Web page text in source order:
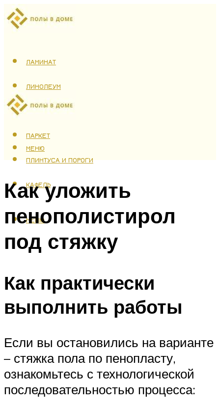
ЛАМИНАТ
ЛИНОЛЕУМ
ТЕПЛЫЙ ПОЛ
ПАРКЕТ
ПЛИНТУСА И ПОРОГИ
КАФЕЛЬ
МЕНЮ
МЕНЮ
Как уложить
пенополистирол
под стяжку
Как практически
выполнить работы
Если вы остановились на варианте
– стяжка пола по пенопласту,
ознакомьтесь с технологической
последовательностью процесса: